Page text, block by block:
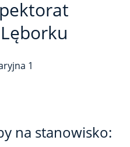
1
na stanowisko: